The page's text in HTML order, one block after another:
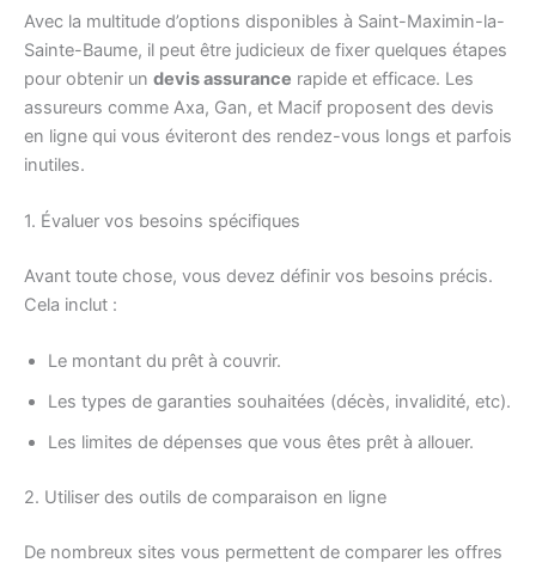
Avec la multitude d’options disponibles à Saint-Maximin-la-
Sainte-Baume, il peut être judicieux de fixer quelques étapes
pour obtenir un devis assurance rapide et efficace. Les
assureurs comme Axa, Gan, et Macif proposent des devis
en ligne qui vous éviteront des rendez-vous longs et parfois
inutiles.
1. Évaluer vos besoins spécifiques
Avant toute chose, vous devez définir vos besoins précis.
Cela inclut :
Le montant du prêt à couvrir.
Les types de garanties souhaitées (décès, invalidité, etc).
Les limites de dépenses que vous êtes prêt à allouer.
2. Utiliser des outils de comparaison en ligne
De nombreux sites vous permettent de comparer les offres